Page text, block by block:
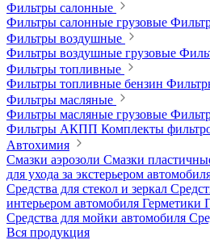
Фильтры салонные
Фильтры салонные грузовые
Фильтры воздушные
Фильтры воздушные грузовые
Фильтры топливные
Фильтры топливные бензин
Фильтры масляные
Фильтры масляные грузовые
Фильтры АКПП Комплекты
Автохимия
Смазки аэрозоли Смазки
для ухода за экстерьером
Средства для стекол и зеркал
интерьером автомобиля Герметики
Средства для мойки автомобиля
Вся продукция